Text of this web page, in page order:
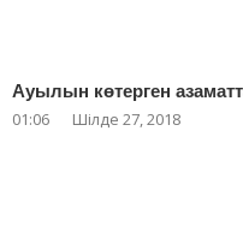
Ауылын көтерген
01:06 Шілде 27, 2018